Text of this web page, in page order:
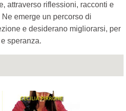
attraverso riflessioni, racconti e
emerge un percorso di
e desiderano migliorarsi, per
speranza.